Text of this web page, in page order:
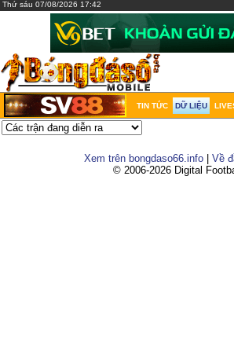
Thứ sáu 07/08/2026 17:42
TIN TỨC DỮ LIỆU
Xem trên bongdaso66.info
Về
© 2006-2026 Digital